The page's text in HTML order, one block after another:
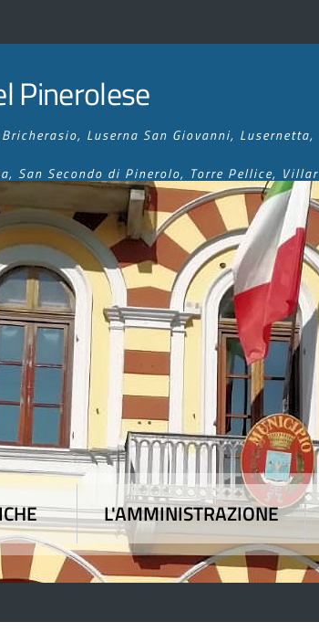
Pinerolese
Luserna San Giovanni, Lusernetta,
San Secondo di Pinerolo, Torre Pellice, Villar
L'AMMINISTRAZIONE